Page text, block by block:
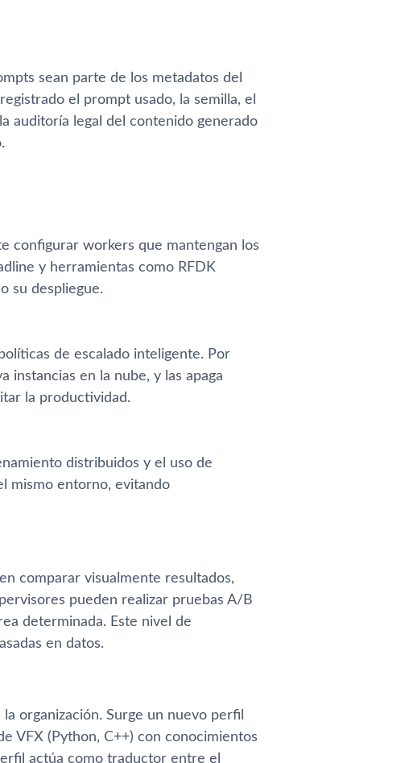
sean parte de los metadatos del
el prompt usado, la semilla, el
auditoría legal del contenido generado
configurar workers que mantengan los
y herramientas como RFDK
su despliegue.
de escalado inteligente. Por
instancias en la nube, y las apaga
la productividad.
distribuidos y el uso de
mismo entorno, evitando
comparar visualmente resultados,
pueden realizar pruebas A/B
determinada. Este nivel de
en datos.
organización. Surge un nuevo perfil
VFX (Python, C++) con conocimientos
actúa como traductor entre el